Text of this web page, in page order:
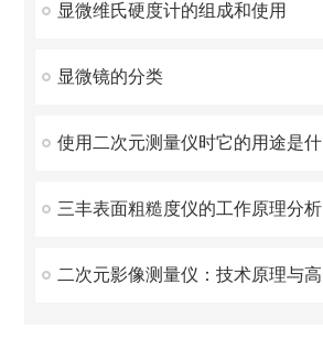
显微维氏硬度计的组成和使用
显微镜的分类
三丰表面粗糙度仪的工作原理分析